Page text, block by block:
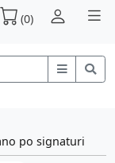
(0)
po signaturi